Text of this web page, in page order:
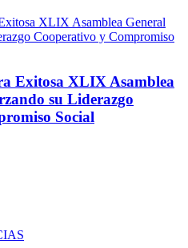
Exitosa XLIX Asamblea
su Liderazgo
Social